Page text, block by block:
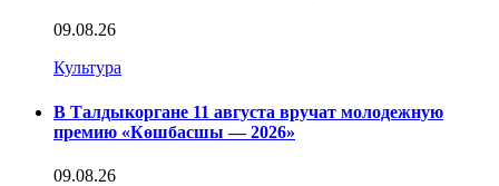
09.08.26
Культура
В Талдыкоргане 11 августа вручат молодежную
премию «Көшбасшы — 2026»
09.08.26